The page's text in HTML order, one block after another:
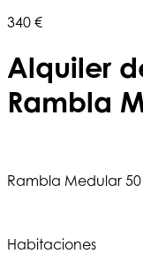
340 €
Alquiler
Rambla
Rambla Medular 50
Habitaciones